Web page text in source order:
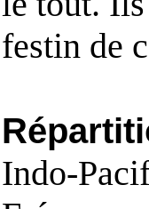
festin de
Indo-